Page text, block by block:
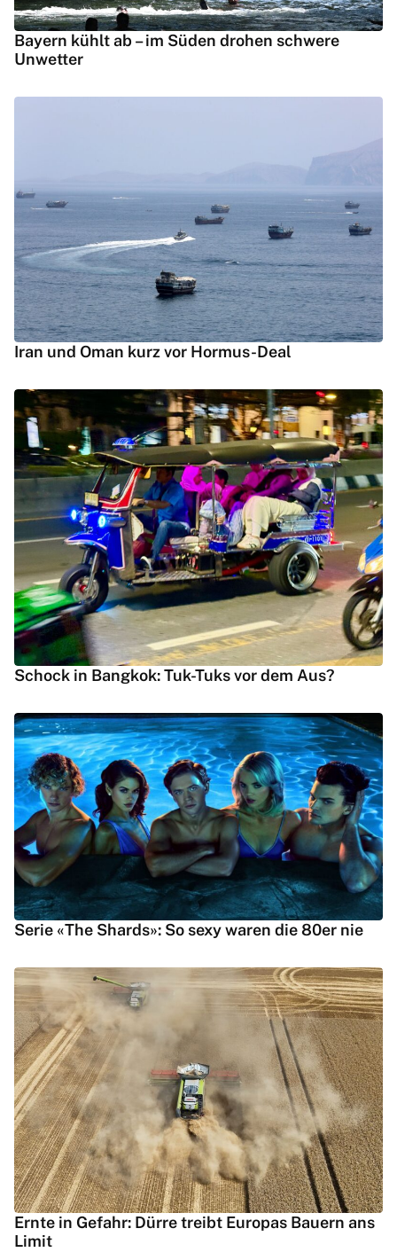
Bayern kühlt ab – im Süden drohen schwere
Unwetter
Iran und Oman kurz vor Hormus-Deal
Schock in Bangkok: Tuk-Tuks vor dem Aus?
Serie «The Shards»: So sexy waren die 80er nie
Ernte in Gefahr: Dürre treibt Europas Bauern ans
Limit